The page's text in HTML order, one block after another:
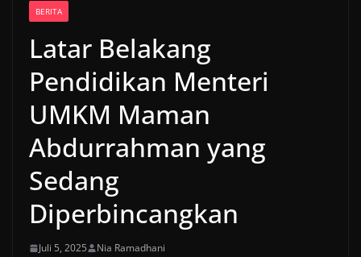
BERITA
Latar Belakang
Pendidikan Menteri
UMKM Maman
Abdurrahman yang
Sedang
Diperbincangkan
Juli 5, 2025 Nia Ramadhani